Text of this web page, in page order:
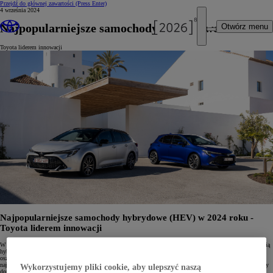
Przejdź do głównej zawartości (Press Enter)
Otwórz menu
4 września 2024
Najpopularniejsze samochody hybrydowe 2024
Toyota liderem innowacji
Najpopularniejsze samochody hybrydowe (HEV) w 2024 roku -
Toyota liderem innowacji
W naszych salonach Toyota-Czajka w Bytomiu i Chorzowie obserwujemy rosnące zainteresowanie technologią
hybrydową. Nie dziwi nas to, ponieważ hybrydy typu HEV (Hybrid Electric Vehicle) łączą w sobie ekologię,
oszczędność i niezawodność. Chcielibyśmy podzielić się z Państwem informacjami na temat
najpopularniejszych samochodów hybrydowych HEV w 2024 roku. Z dumą prezentujemy, jak modele Toyoty
dominują w tym segmencie.
Wykorzystujemy pliki cookie, aby ulepszyć naszą